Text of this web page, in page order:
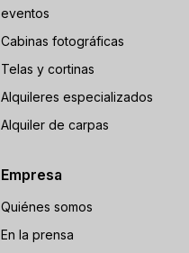
eventos
Cabinas fotográficas
Telas y cortinas
Alquileres especializados
Alquiler de carpas
Empresa
Quiénes somos
En la prensa